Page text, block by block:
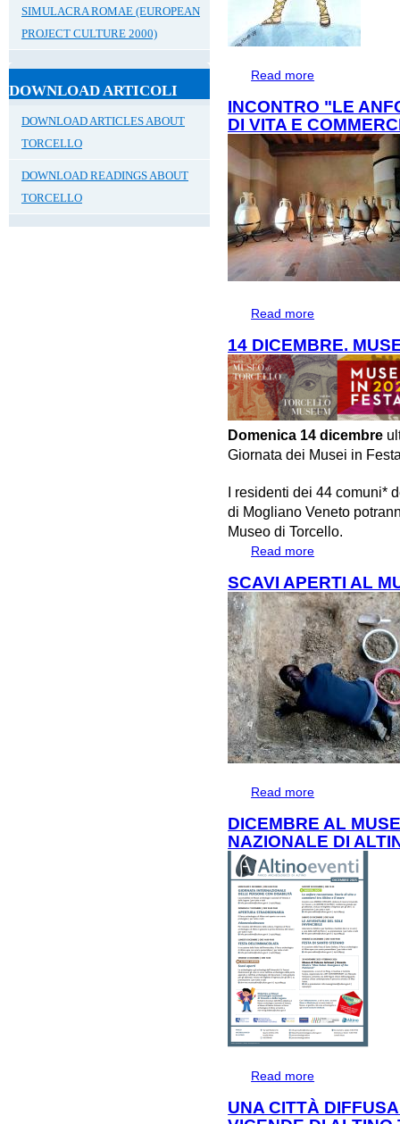
SIMULACRA ROMAE (EUROPEAN
PROJECT CULTURE 2000)
DOWNLOAD ARTICOLI
DOWNLOAD ARTICLES ABOUT
TORCELLO
DOWNLOAD READINGS ABOUT
TORCELLO
Read more
INCONTRO "LE
DI VITA E
Read more
14 DICEMBRE.
Domenica 14 dicembre
Giornata dei Musei in
I residenti dei 44 comuni*
di Mogliano Veneto
Museo di Torcello.
Read more
SCAVI APERTI AL
Read more
DICEMBRE AL
NAZIONALE DI
Read more
UNA CITTÀ